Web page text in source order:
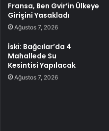
Fransa, Ben Gvir’in Ülkeye
Girişini Yasakladı
Ağustos 7, 2026
İski: Bağcılar’da 4
Mahallede Su
Kesintisi Yapılacak
Ağustos 7, 2026